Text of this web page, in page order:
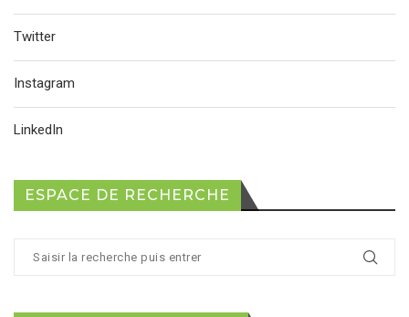
ESPACE DE RECHERCHE
Twitter
Instagram
LinkedIn